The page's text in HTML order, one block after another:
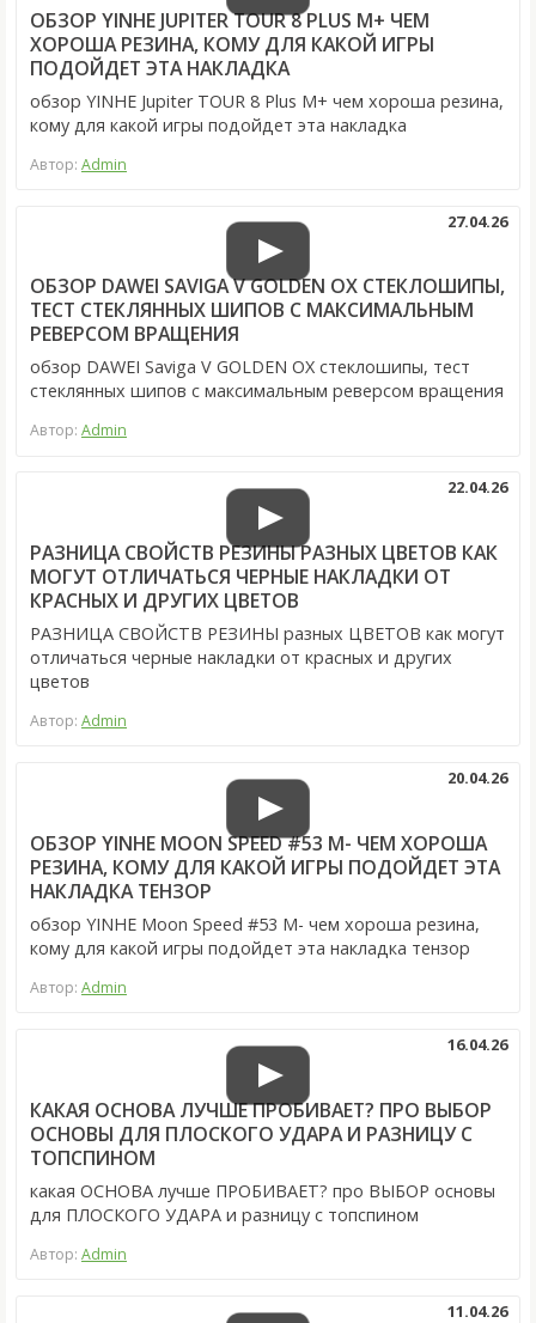
ОБЗОР YINHE JUPITER TOUR 8 PLUS M+ ЧЕМ
ХОРОША РЕЗИНА, КОМУ ДЛЯ КАКОЙ ИГРЫ
ПОДОЙДЕТ ЭТА НАКЛАДКА
обзор YINHE Jupiter TOUR 8 Plus M+ чем хороша резина,
кому для какой игры подойдет эта накладка
Автор: Admin
ОБЗОР DAWEI SAVIGA V GOLDEN OX СТЕКЛОШИПЫ,
ТЕСТ СТЕКЛЯННЫХ ШИПОВ С МАКСИМАЛЬНЫМ
РЕВЕРСОМ ВРАЩЕНИЯ
27.04.26
обзор DAWEI Saviga V GOLDEN OX стеклошипы, тест
стеклянных шипов с максимальным реверсом вращения
Автор: Admin
РАЗНИЦА СВОЙСТВ РЕЗИНЫ РАЗНЫХ ЦВЕТОВ КАК
МОГУТ ОТЛИЧАТЬСЯ ЧЕРНЫЕ НАКЛАДКИ ОТ
КРАСНЫХ И ДРУГИХ ЦВЕТОВ
22.04.26
РАЗНИЦА СВОЙСТВ РЕЗИНЫ разных ЦВЕТОВ как могут
отличаться черные накладки от красных и других
цветов
Автор: Admin
ОБЗОР YINHE MOON SPEED #53 M- ЧЕМ ХОРОША
РЕЗИНА, КОМУ ДЛЯ КАКОЙ ИГРЫ ПОДОЙДЕТ ЭТА
НАКЛАДКА ТЕНЗОР
20.04.26
обзор YINHE Moon Speed #53 M- чем хороша резина,
кому для какой игры подойдет эта накладка тензор
Автор: Admin
КАКАЯ ОСНОВА ЛУЧШЕ ПРОБИВАЕТ? ПРО ВЫБОР
ОСНОВЫ ДЛЯ ПЛОСКОГО УДАРА И РАЗНИЦУ С
ТОПСПИНОМ
16.04.26
какая ОСНОВА лучше ПРОБИВАЕТ? про ВЫБОР основы
для ПЛОСКОГО УДАРА и разницу с топспином
Автор: Admin
11.04.26